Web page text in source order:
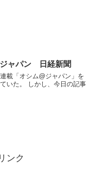
ャパン 日経新聞
載「オシム@ジャパン」を
いた。 しかし、今日の記事
ンク